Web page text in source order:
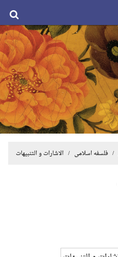
/فلسفه اسلامی / الاشارات و التنبیهات